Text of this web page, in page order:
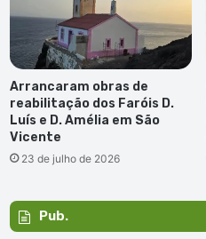
Arrancaram obras de
reabilitação dos Faróis D.
Luís e D. Amélia em São
Vicente
23 de julho de 2026
Pub.